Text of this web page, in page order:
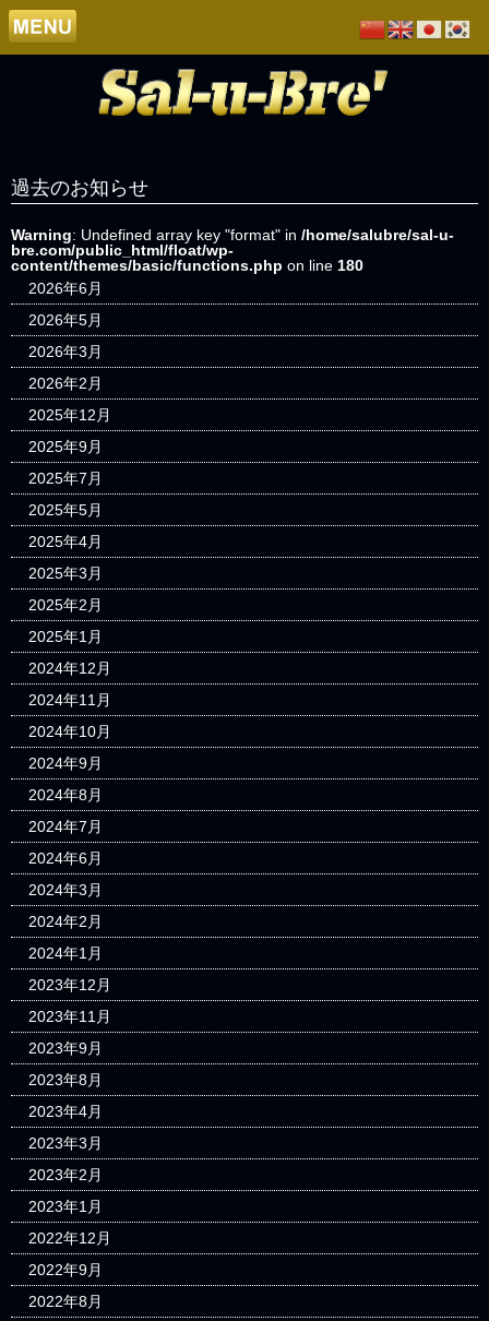
過去のお知らせ
Warning: Undefined array key "format" in /home/salubre/sal-u-
bre.com/public_html/float/wp-
content/themes/basic/functions.php on line 180
2026年6月
2026年5月
2026年3月
2026年2月
2025年12月
2025年9月
2025年7月
2025年5月
2025年4月
2025年3月
2025年2月
2025年1月
2024年12月
2024年11月
2024年10月
2024年9月
2024年8月
2024年7月
2024年6月
2024年3月
2024年2月
2024年1月
2023年12月
2023年11月
2023年9月
2023年8月
2023年4月
2023年3月
2023年2月
2023年1月
2022年12月
2022年9月
2022年8月